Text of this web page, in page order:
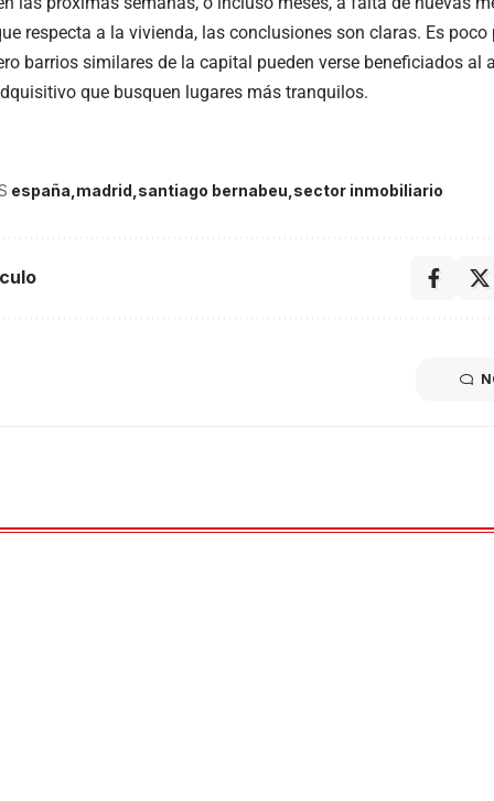
respecta a la vivienda, las conclusiones son claras. Es poco
barrios similares de la capital pueden verse beneficiados al
que busquen lugares más tranquilos.
españa madrid santiago bernabeu sector inmobiliario